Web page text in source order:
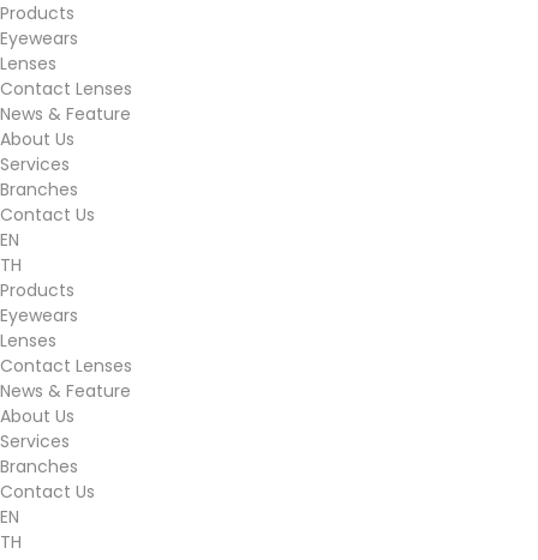
Products
Eyewears
Lenses
Contact Lenses
News & Feature
About Us
Services
Branches
Contact Us
EN
TH
Products
Eyewears
Lenses
Contact Lenses
News & Feature
About Us
Services
Branches
Contact Us
EN
TH